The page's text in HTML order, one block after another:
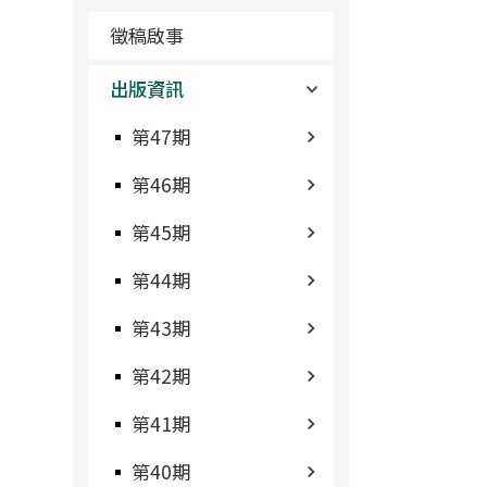
徵稿啟事
出版資訊
第47期
第46期
第45期
第44期
第43期
第42期
第41期
第40期